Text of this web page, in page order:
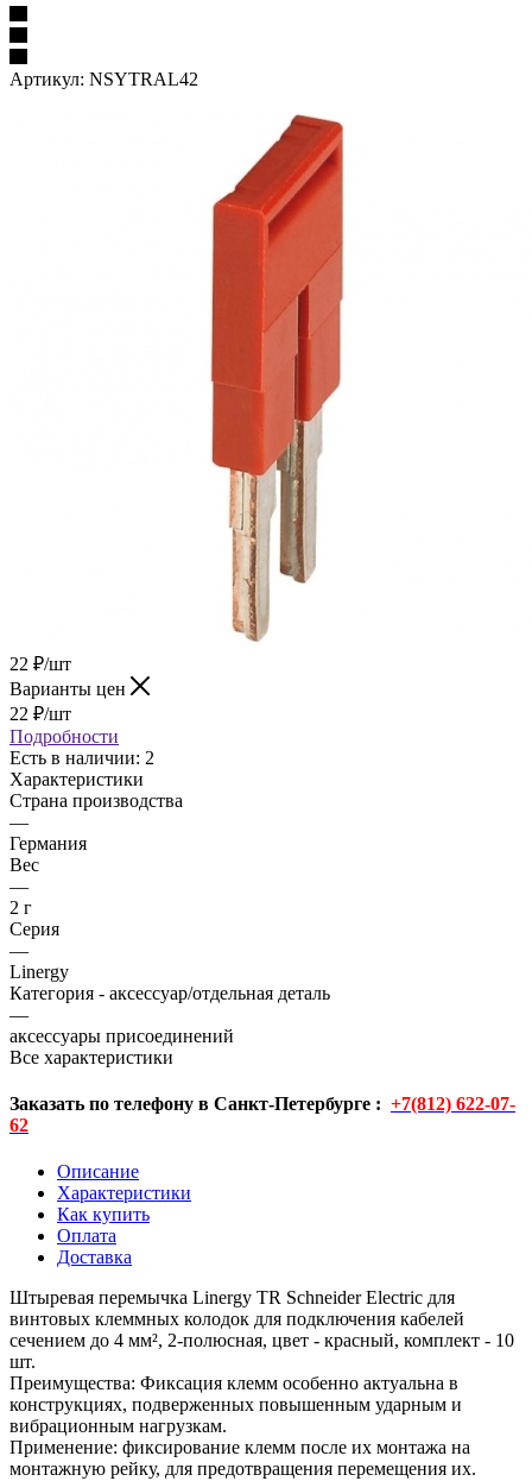
Артикул: NSYTRAL42
22 ₽/шт
Варианты цен
22 ₽/шт
Подробности
Есть в наличии: 2
Характеристики
Страна производства
—
Германия
Вес
—
2 г
Серия
—
Linergy
Категория - аксессуар/отдельная деталь
—
аксессуары присоединений
Все характеристики
Заказать по телефону в Санкт-Петербурге : +7(812) 622-07-
62
Описание
Характеристики
Как купить
Оплата
Доставка
Штыревая перемычка Linergy TR Schneider Electric для
винтовых клеммных колодок для подключения кабелей
сечением до 4 мм², 2-полюсная, цвет - красный, комплект - 10
шт.
Преимущества: Фиксация клемм особенно актуальна в
конструкциях, подверженных повышенным ударным и
вибрационным нагрузкам.
Применение: фиксирование клемм после их монтажа на
монтажную рейку, для предотвращения перемещения их.